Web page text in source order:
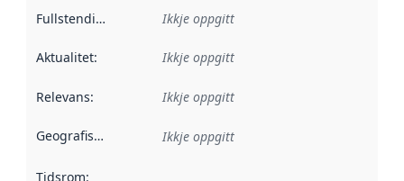
Fullstendigheit Ikkje oppgitt
Aktualitet: Ikkje oppgitt
Relevans: Ikkje oppgitt
Geografisk område Ikkje oppgitt
Tidsrom: